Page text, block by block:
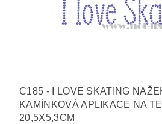
C185 - I LOVE SKATING
KAMÍNKOVÁ APLIKACE NA
20,5X5,3CM